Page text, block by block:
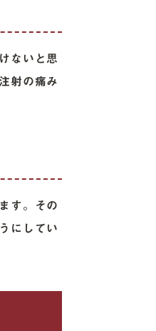
ないと思
射の痛み
す。その
にしてい